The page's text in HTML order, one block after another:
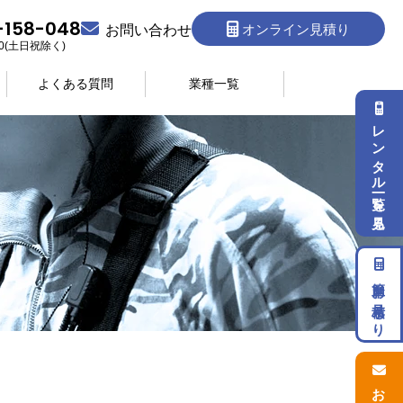
158-048
土日祝除く)
お問い合わせ オンライン見積り
よくある質問 業種一覧
レンタル一覧を見る
簡単お見積もり